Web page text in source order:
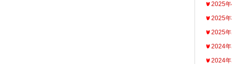
2025年
2025年
2025年
2024年
2024年